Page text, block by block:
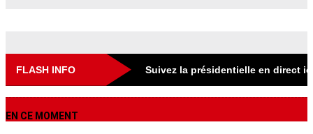
FLASH INFO Suivez la présidentielle en direct
EN CE MOMENT